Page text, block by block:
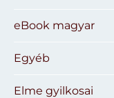
eBook magyar
Egyéb
Elme gyilkosai